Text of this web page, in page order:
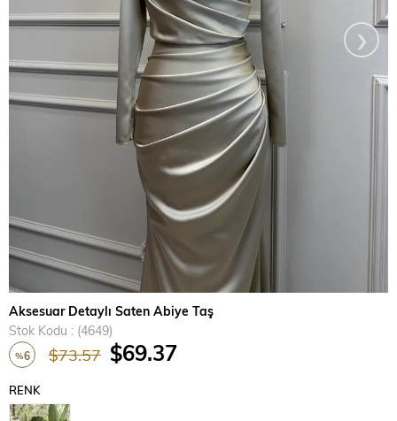
›
Aksesuar Detaylı Saten Abiye Taş
Stok Kodu
(4649)
%6 $73.57 $69.37
RENK